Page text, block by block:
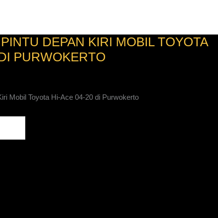
DEPAN KIRI MOBIL TOYOTA
PURWOKERTO
Mobil Toyota Hi-Ace 04-20 di Purwokerto